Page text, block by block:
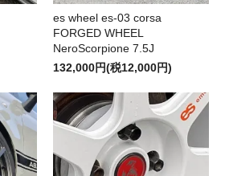
es wheel es-03 corsa
FORGED WHEEL
NeroScorpione 7.5J
132,000円(税12,000円)